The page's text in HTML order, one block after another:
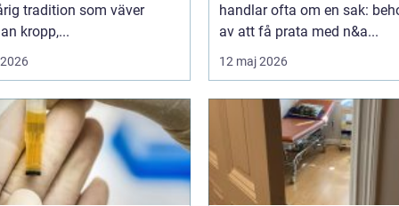
tradition som väver
kropp,...
handlar ofta om en sak:
av att få prata med n&a...
12 maj 2026